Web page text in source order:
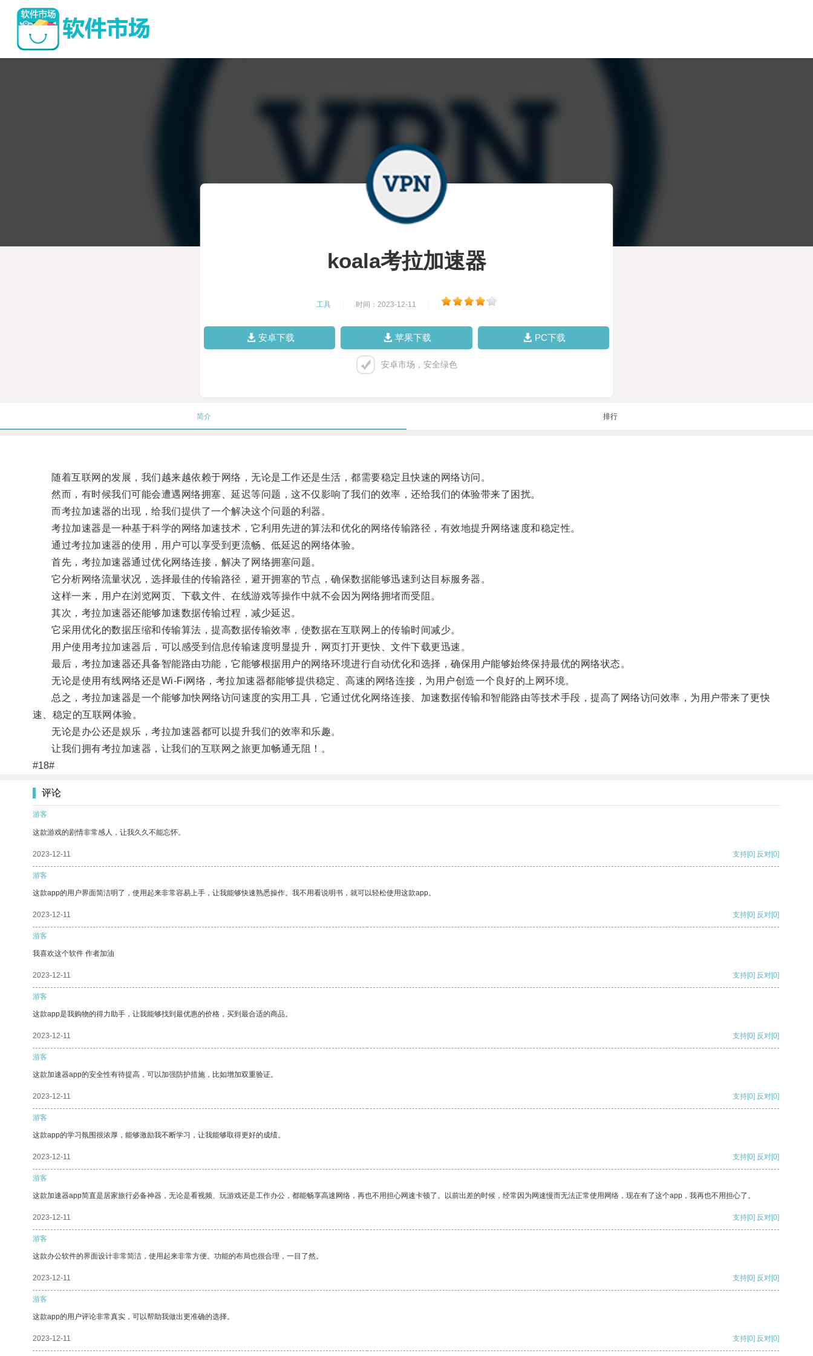
koala考拉加速器
工具 时间：2023-12-11
安卓下载 苹果下载 PC下载
安卓市场，安全绿色
简介 排行
随着互联网的发展，我们越来越依赖于网络，无论是工作还是生活，都需要稳定且快速的网络访问。
然而，有时候我们可能会遭遇网络拥塞、延迟等问题，这不仅影响了我们的效率，还给我们的体验带来了困扰。
而考拉加速器的出现，给我们提供了一个解决这个问题的利器。
考拉加速器是一种基于科学的网络加速技术，它利用先进的算法和优化的网络传输路径，有效地提升网络速度和稳定性。
通过考拉加速器的使用，用户可以享受到更流畅、低延迟的网络体验。
首先，考拉加速器通过优化网络连接，解决了网络拥塞问题。
它分析网络流量状况，选择最佳的传输路径，避开拥塞的节点，确保数据能够迅速到达目标服务器。
这样一来，用户在浏览网页、下载文件、在线游戏等操作中就不会因为网络拥堵而受阻。
其次，考拉加速器还能够加速数据传输过程，减少延迟。
它采用优化的数据压缩和传输算法，提高数据传输效率，使数据在互联网上的传输时间减少。
用户使用考拉加速器后，可以感受到信息传输速度明显提升，网页打开更快、文件下载更迅速。
最后，考拉加速器还具备智能路由功能，它能够根据用户的网络环境进行自动优化和选择，确保用户能够始终保持最优的网络状态。
无论是使用有线网络还是Wi-Fi网络，考拉加速器都能够提供稳定、高速的网络连接，为用户创造一个良好的上网环境。
总之，考拉加速器是一个能够加快网络访问速度的实用工具，它通过优化网络连接、加速数据传输和智能路由等技术手段，提高了网络访问效率，为用户带来了更快
速、稳定的互联网体验。
无论是办公还是娱乐，考拉加速器都可以提升我们的效率和乐趣。
让我们拥有考拉加速器，让我们的互联网之旅更加畅通无阻！。
#18#
评论
游客
这款游戏的剧情非常感人，让我久久不能忘怀。
2023-12-11 支持[0] 反对[0]
游客
这款app的用户界面简洁明了，使用起来非常容易上手，让我能够快速熟悉操作。我不用看说明书，就可以轻松使用这款app。
2023-12-11 支持[0] 反对[0]
游客
我喜欢这个软件 作者加油
2023-12-11 支持[0] 反对[0]
游客
这款app是我购物的得力助手，让我能够找到最优惠的价格，买到最合适的商品。
2023-12-11 支持[0] 反对[0]
游客
这款加速器app的安全性有待提高，可以加强防护措施，比如增加双重验证。
2023-12-11 支持[0] 反对[0]
游客
这款app的学习氛围很浓厚，能够激励我不断学习，让我能够取得更好的成绩。
2023-12-11 支持[0] 反对[0]
游客
这款加速器app简直是居家旅行必备神器，无论是看视频、玩游戏还是工作办公，都能畅享高速网络，再也不用担心网速卡顿了。以前出差的时候，经常因为网速慢而无法正常使用网络，现在有了这个app，我再也不用担心了。
2023-12-11 支持[0] 反对[0]
游客
这款办公软件的界面设计非常简洁，使用起来非常方便。功能的布局也很合理，一目了然。
2023-12-11 支持[0] 反对[0]
游客
这款app的用户评论非常真实，可以帮助我做出更准确的选择。
2023-12-11 支持[0] 反对[0]